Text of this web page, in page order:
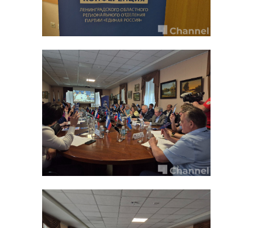
ЕКП "Ленинградская"
сергей перминов
Поделиться статьей: